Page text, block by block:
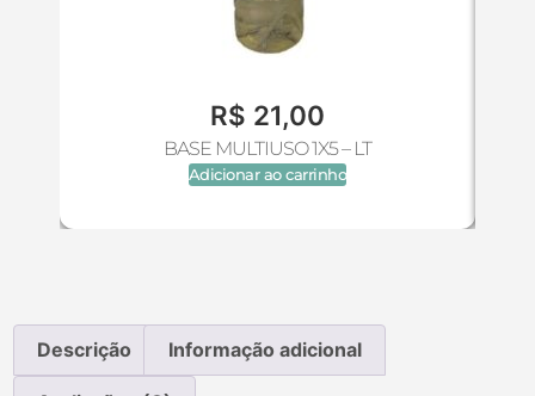
R$ 21,00
BASE MULTIUSO 1X5 – LT
Adicionar ao carrinho
Descrição Informação adicional